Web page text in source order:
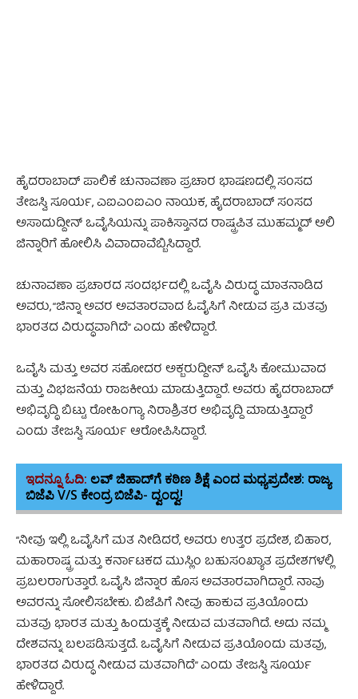
ಹೈದರಾಬಾದ್ ಪಾಲಿಕೆ ಚುನಾವಣಾ ಪ್ರಚಾರ ಭಾಷಣದಲ್ಲಿ ಸಂಸದ
ತೇಜಸ್ವಿ ಸೂರ್ಯ, ಎಐಎಂಐಎಂ ನಾಯಕ, ಹೈದರಾಬಾದ್ ಸಂಸದ
ಅಸಾದುದ್ದೀನ್ ಒವೈಸಿಯನ್ನು ಪಾಕಿಸ್ತಾನದ ರಾಷ್ಟ್ರಪಿತ ಮುಹಮ್ಮದ್ ಅಲಿ
ಜಿನ್ನಾರಿಗೆ ಹೋಲಿಸಿ ವಿವಾದಾವೆಬ್ಬಿಸಿದ್ದಾರೆ.
ಚುನಾವಣಾ ಪ್ರಚಾರದ ಸಂದರ್ಭದಲ್ಲಿ ಒವೈಸಿ ವಿರುದ್ಧ ಮಾತನಾಡಿದ
ಅವರು, “ಜಿನ್ನಾ ಅವರ ಅವತಾರವಾದ ಓವೈಸಿಗೆ ನೀಡುವ ಪ್ರತಿ ಮತವು
ಭಾರತದ ವಿರುದ್ಧವಾಗಿದೆ” ಎಂದು ಹೇಳಿದ್ದಾರೆ.
ಒವೈಸಿ ಮತ್ತು ಅವರ ಸಹೋದರ ಅಕ್ಬರುದ್ದೀನ್ ಒವೈಸಿ ಕೋಮುವಾದ
ಮತ್ತು ವಿಭಜನೆಯ ರಾಜಕೀಯ ಮಾಡುತ್ತಿದ್ದಾರೆ. ಅವರು ಹೈದರಾಬಾದ್
ಅಭಿವೃದ್ಧಿ ಬಿಟ್ಟು ರೋಹಿಂಗ್ಯಾ ನಿರಾಶ್ರಿತರ ಅಭಿವೃದ್ದಿ ಮಾಡುತ್ತಿದ್ದಾರೆ
ಎಂದು ತೇಜಸ್ವಿ ಸೂರ್ಯ ಆರೋಪಿಸಿದ್ದಾರೆ.
ಇದನ್ನೂ ಓದಿ: ಲವ್ ಜಿಹಾದ್‌ಗೆ ಕಠಿಣ ಶಿಕ್ಷೆ ಎಂದ ಮಧ್ಯಪ್ರದೇಶ: ರಾಜ್ಯ
ಬಿಜೆಪಿ V/S ಕೇಂದ್ರ ಬಿಜೆಪಿ- ದ್ವಂದ್ವ!
“ನೀವು ಇಲ್ಲಿ ಒವೈಸಿಗೆ ಮತ ನೀಡಿದರೆ, ಅವರು ಉತ್ತರ ಪ್ರದೇಶ, ಬಿಹಾರ,
ಮಹಾರಾಷ್ಟ್ರ ಮತ್ತು ಕರ್ನಾಟಕದ ಮುಸ್ಲಿಂ ಬಹುಸಂಖ್ಯಾತ ಪ್ರದೇಶಗಳಲ್ಲಿ
ಪ್ರಬಲರಾಗುತ್ತಾರೆ. ಒವೈಸಿ ಜಿನ್ನಾರ ಹೊಸ ಅವತಾರವಾಗಿದ್ದಾರೆ. ನಾವು
ಅವರನ್ನು ಸೋಲಿಸಬೇಕು. ಬಿಜೆಪಿಗೆ ನೀವು ಹಾಕುವ ಪ್ರತಿಯೊಂದು
ಮತವು ಭಾರತ ಮತ್ತು ಹಿಂದುತ್ವಕ್ಕೆ ನೀಡುವ ಮತವಾಗಿದೆ. ಅದು ನಮ್ಮ
ದೇಶವನ್ನು ಬಲಪಡಿಸುತ್ತದೆ. ಒವೈಸಿಗೆ ನೀಡುವ ಪ್ರತಿಯೊಂದು ಮತವು,
ಭಾರತದ ವಿರುದ್ಧ ನೀಡುವ ಮತವಾಗಿದೆ” ಎಂದು ತೇಜಸ್ವಿ ಸೂರ್ಯ
ಹೇಳಿದ್ದಾರೆ.